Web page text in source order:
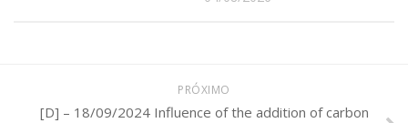
PRÓXIMO
[D] – 18/09/2024 Influence of the addition of carbon